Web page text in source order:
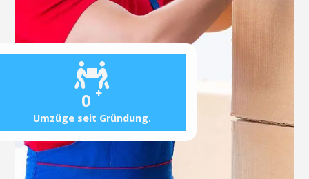
0 +
Umzüge seit Gründung.